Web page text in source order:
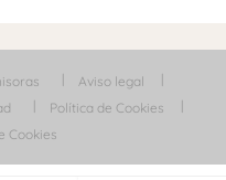
Aviso legal
Política de Cookies
Cookies